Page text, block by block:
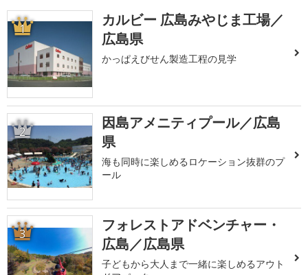
1
カルビー 広島みやじま工場／
広島県
かっぱえびせん製造工程の見学
2
因島アメニティプール／広島
県
海も同時に楽しめるロケーション抜群のプ
ール
3
フォレストアドベンチャー・
広島／広島県
子どもから大人まで一緒に楽しめるアウト